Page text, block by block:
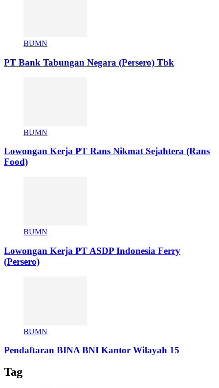
BUMN
PT Bank Tabungan Negara (Persero) Tbk
BUMN
Lowongan Kerja PT Rans Nikmat Sejahtera (Rans
Food)
BUMN
Lowongan Kerja PT ASDP Indonesia Ferry
(Persero)
BUMN
Pendaftaran BINA BNI Kantor Wilayah 15
Tag